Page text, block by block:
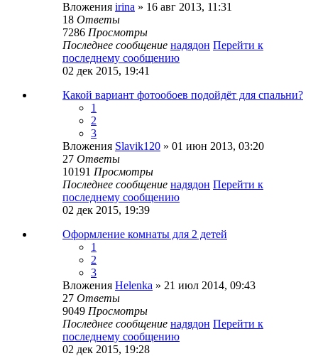
Вложения irina » 16 авг 2013, 11:31
18 Ответы
7286 Просмотры
Последнее сообщение надядон Перейти к
последнему сообщению
02 дек 2015, 19:41
Какой вариант фотообоев подойдёт для спальни?
1
2
3
Вложения Slavik120 » 01 июн 2013, 03:20
27 Ответы
10191 Просмотры
Последнее сообщение надядон Перейти к
последнему сообщению
02 дек 2015, 19:39
Оформление комнаты для 2 детей
1
2
3
Вложения Helenka » 21 июл 2014, 09:43
27 Ответы
9049 Просмотры
Последнее сообщение надядон Перейти к
последнему сообщению
02 дек 2015, 19:28